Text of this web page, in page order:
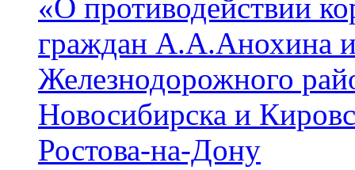
«О противодействии
граждан А.А.Анохина
Железнодорожного
Новосибирска и
Ростова-на-Дону